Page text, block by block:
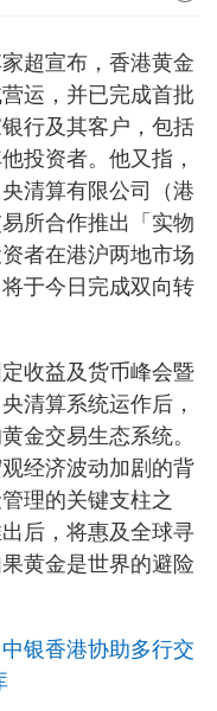
超宣布，香港黄金
运，并已完成首批
行及其客户，包括
投资者。他又指，
清算有限公司（港
所合作推出「实物
者在港沪两地市场
于今日完成双向转
收益及货币峰会暨
清算系统运作后，
金交易生态系统。
经济波动加剧的背
理的关键支柱之
后，将惠及全球寻
黄金是世界的避险
银香港协助多行交